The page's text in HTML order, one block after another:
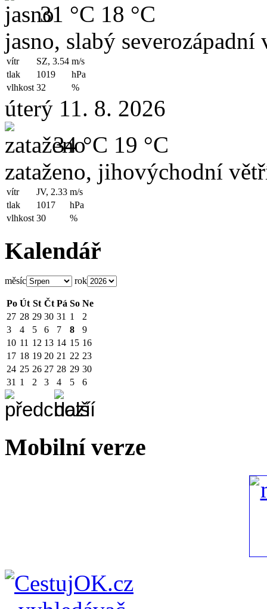
31 °C 18 °C
jasno, slabý severozápadní
vítr SZ, 3.54 m/s
tlak
1019
hPa
vlhkost 32 %
úterý 11. 8. 2026
34 °C 19 °C
zataženo, jihovýchodní
vítr JV, 2.33 m/s
tlak
1017
hPa
vlhkost 30 %
Kalendář
měsíc rok
Po Út St Čt Pá So Ne
27 28 29 30 31 1
2
3
4 5 6 7 8
9
10 11 12 13 14 15 16
17 18 19 20 21 22 23
24 25 26 27 28 29 30
31 1 2 3 4 5 6
Mobilní verze